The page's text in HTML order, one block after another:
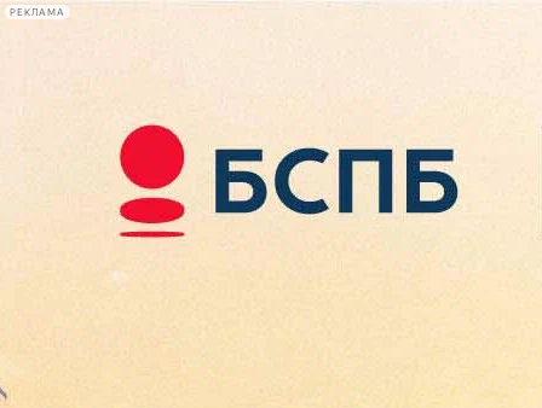
РЕКЛАМА
Сегодня:
2026.08.08
00:49
Афиша Plus